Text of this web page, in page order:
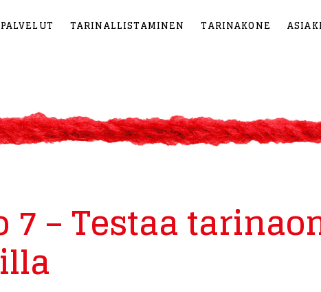
PALVELUT TARINALLISTAMINEN TARINAKONE
7 – Testaa